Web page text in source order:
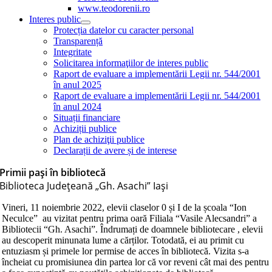
www.teodorenii.ro
Interes public
Protecția datelor cu caracter personal
Transparență
Integritate
Solicitarea informaţiilor de interes public
Raport de evaluare a implementării Legii nr. 544/2001
în anul 2025
Raport de evaluare a implementării Legii nr. 544/2001
în anul 2024
Situații financiare
Achiziții publice
Plan de achiziţii publice
Declarații de avere și de interese
Primii pași în bibliotecă
Biblioteca Judeţeană „Gh. Asachi” Iaşi
Vineri, 11 noiembrie 2022, elevii claselor 0 și I de la școala “Ion
Neculce” au vizitat pentru prima oară Filiala “Vasile Alecsandri” a
Bibliotecii “Gh. Asachi”. Îndrumați de doamnele bibliotecare , elevii
au descoperit minunata lume a cărților. Totodată, ei au primit cu
entuziasm și primele lor permise de acces în bibliotecă. Vizita s-a
încheiat cu promisiunea din partea lor că vor reveni cât mai des pentru